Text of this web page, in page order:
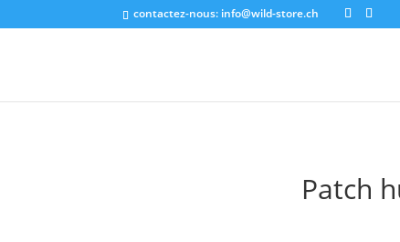
contactez-nous: info@wild-store.ch
Patch